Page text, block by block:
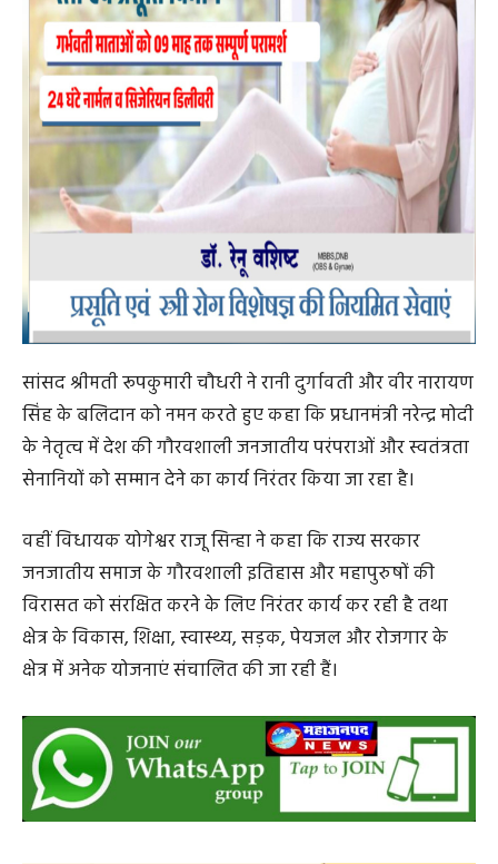
सांसद श्रीमती रूपकुमारी चौधरी ने रानी दुर्गावती और वीर नारायण
सिंह के बलिदान को नमन करते हुए कहा कि प्रधानमंत्री नरेन्द्र मोदी
सेनानियों को सम्मान देने का कार्य निरंतर किया जा रहा है।
वहीं विधायक योगेश्वर राजू सिन्हा ने कहा कि राज्य सरकार
जनजातीय समाज के गौरवशाली इतिहास और महापुरुषों की
विरासत को संरक्षित करने के लिए निरंतर कार्य कर रही है तथा
क्षेत्र में अनेक योजनाएं संचालित की जा रही हैं।